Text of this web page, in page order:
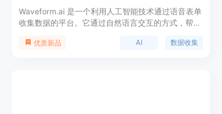
Waveform.ai 是一个利用人工智能技术通过语音表单
收集数据的平台。它通过自然语言交互的方式，帮助
成等方面进行数据收集。该平台的主要优点包括：1.
优质新品 AI 数据收集